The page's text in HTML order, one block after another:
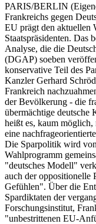
PARIS/BERLIN
Frankreichs gegen
EU prägt den aktuellen
Staatspräsidenten. Das
Analyse, die die
(DGAP) soeben
konservative Teil des
Kanzler Gerhard
Frankreich
der Bevölkerung - die
übermächtige deutsche
heißt es, kaum
eine
Die Sparpolitik wird
Wahlprogramm
"deutsches Modell"
auch der oppositionelle
Gefühlen". Über die
Spardiktaten der
Forschungsinstitut,
"unbestrittenen EU-